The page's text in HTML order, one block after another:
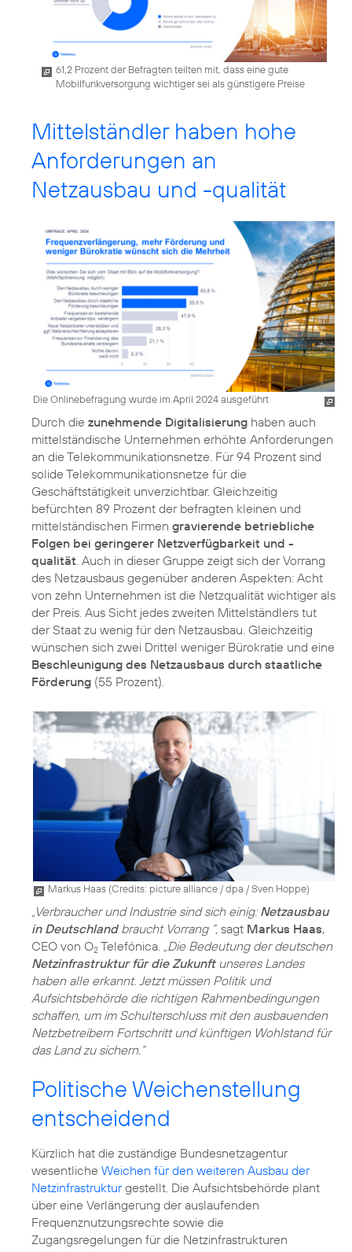
61,2 Prozent der Befragten teilten mit, dass eine gute
Mobilfunkversorgung wichtiger sei als günstigere Preise
Mittelständler haben hohe
Anforderungen an
Netzausbau und -qualität
Die Onlinebefragung wurde im April 2024 ausgeführt
Durch die zunehmende Digitalisierung haben auch
mittelständische Unternehmen erhöhte Anforderungen
an die Telekommunikationsnetze. Für 94 Prozent sind
solide Telekommunikationsnetze für die
Geschäftstätigkeit unverzichtbar. Gleichzeitig
befürchten 89 Prozent der befragten kleinen und
mittelständischen Firmen gravierende betriebliche
Folgen bei geringerer Netzverfügbarkeit und -
qualität . Auch in dieser Gruppe zeigt sich der Vorrang
des Netzausbaus gegenüber anderen Aspekten: Acht
von zehn Unternehmen ist die Netzqualität wichtiger als
der Preis. Aus Sicht jedes zweiten Mittelständlers tut
der Staat zu wenig für den Netzausbau. Gleichzeitig
wünschen sich zwei Drittel weniger Bürokratie und eine
Beschleunigung des Netzausbaus durch staatliche
Förderung (55 Prozent).
Markus Haas (Credits: picture alliance / dpa / Sven Hoppe)
„Verbraucher und Industrie sind sich einig: Netzausbau
in Deutschlandbraucht Vorrang “, sagt Markus Haas,
CEO von O2 Telefónica. „Die Bedeutung der deutschen
Netzinfrastruktur für die Zukunftunseres Landes
haben alle erkannt. Jetzt müssen Politik und
Aufsichtsbehörde die richtigen Rahmenbedingungen
schaffen, um im Schulterschluss mit den ausbauenden
Netzbetreibern Fortschritt und künftigen Wohlstand für
das Land zu sichern.“
Politische Weichenstellung
entscheidend
Kürzlich hat die zuständige Bundesnetzagentur
wesentliche Weichen für den weiteren Ausbau der
Netzinfrastrukturgestellt. Die Aufsichtsbehörde plant
über eine Verlängerung der auslaufenden
Frequenznutzungsrechte sowie die
Zugangsregelungen für die Netzinfrastrukturen